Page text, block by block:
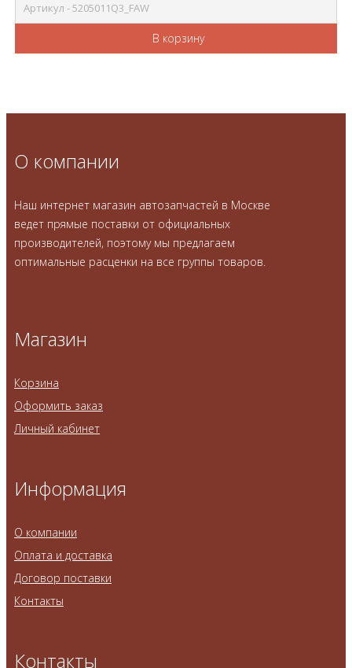
Артикул - 5205011Q3_FAW
В корзину
О компании
Наш интернет магазин автозапчастей в Москве
ведет прямые поставки от официальных
производителей, поэтому мы предлагаем
оптимальные расценки на все группы товаров.
Магазин
Корзина
Оформить заказ
Личный кабинет
Информация
О компании
Оплата и доставка
Договор поставки
Контакты
Контакты